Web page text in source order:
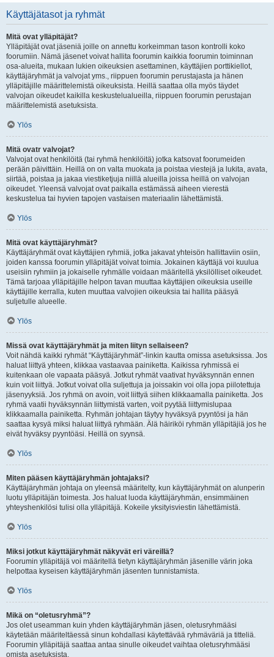
Käyttäjätasot ja ryhmät
Mitä ovat ylläpitäjät?
Ylläpitäjät ovat jäseniä joille on annettu korkeimman tason kontrolli koko
foorumiin. Nämä jäsenet voivat hallita foorumin kaikkia foorumin toiminnan
osa-alueita, mukaan lukien oikeuksien asettaminen, käyttäjien porttikiellot,
käyttäjäryhmät ja valvojat yms., riippuen foorumin perustajasta ja hänen
ylläpitäjille määrittelemistä oikeuksista. Heillä saattaa olla myös täydet
valvojan oikeudet kaikilla keskustelualueilla, riippuen foorumin perustajan
määrittelemistä asetuksista.
Ylös
Mitä ovatr valvojat?
Valvojat ovat henkilöitä (tai ryhmä henkilöitä) jotka katsovat foorumeiden
perään päivittäin. Heillä on on valta muokata ja poistaa viestejä ja lukita, avata,
siirtää, poistaa ja jakaa viestiketjuja niillä alueilla joissa heillä on valvojan
oikeudet. Yleensä valvojat ovat paikalla estämässä aiheen vierestä
keskustelua tai hyvien tapojen vastaisen materiaalin lähettämistä.
Ylös
Mitä ovat käyttäjäryhmät?
Käyttäjäryhmät ovat käyttäjien ryhmiä, jotka jakavat yhteisön hallittaviin osiin,
joiden kanssa foorumin ylläpitäjät voivat toimia. Jokainen käyttäjä voi kuulua
useisiin ryhmiin ja jokaiselle ryhmälle voidaan määritellä yksilölliset oikeudet.
Tämä tarjoaa ylläpitäjille helpon tavan muuttaa käyttäjien oikeuksia useille
käyttäjille kerralla, kuten muuttaa valvojien oikeuksia tai hallita pääsyä
suljetulle alueelle.
Ylös
Missä ovat käyttäjäryhmät ja miten liityn sellaiseen?
Voit nähdä kaikki ryhmät “Käyttäjäryhmät”-linkin kautta omissa asetuksissa. Jos
haluat liittyä yhteen, klikkaa vastaavaa painiketta. Kaikissa ryhmissä ei
kuitenkaan ole vapaata pääsyä. Jotkut ryhmät vaativat hyväksynnän ennen
kuin voit liittyä. Jotkut voivat olla suljettuja ja joissakin voi olla jopa piilotettuja
jäsenyyksiä. Jos ryhmä on avoin, voit liittyä siihen klikkaamalla painiketta. Jos
ryhmä vaatii hyväksynnän liittymistä varten, voit pyytää liittymislupaa
klikkaamalla painiketta. Ryhmän johtajan täytyy hyväksyä pyyntösi ja hän
saattaa kysyä miksi haluat liittyä ryhmään. Älä häiriköi ryhmän ylläpitäjiä jos he
eivät hyväksy pyyntöäsi. Heillä on syynsä.
Ylös
Miten pääsen käyttäjäryhmän johtajaksi?
Käyttäjäryhmän johtaja on yleensä määritelty, kun käyttäjäryhmät on alunperin
luotu ylläpitäjän toimesta. Jos haluat luoda käyttäjäryhmän, ensimmäinen
yhteyshenkilösi tulisi olla ylläpitäjä. Kokeile yksityisviestin lähettämistä.
Ylös
Miksi jotkut käyttäjäryhmät näkyvät eri väreillä?
Foorumin ylläpitäjä voi määritellä tietyn käyttäjäryhmän jäsenille värin joka
helpottaa kyseisen käyttäjäryhmän jäsenten tunnistamista.
Ylös
Mikä on “oletusryhmä”?
Jos olet useamman kuin yhden käyttäjäryhmän jäsen, oletusryhmääsi
käytetään määriteltäessä sinun kohdallasi käytettävää ryhmäväriä ja titteliä.
Foorumin ylläpitäjä saattaa antaa sinulle oikeudet vaihtaa oletusryhmääsi
omista asetuksista.